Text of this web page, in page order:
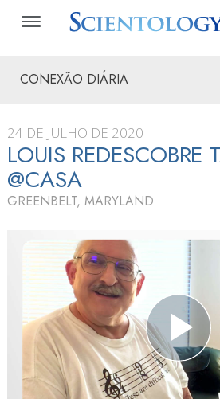
CONEXÃO DIÁRIA
24 DE JULHO DE 2020
LOUIS REDESCOBRE
@CASA
GREENBELT, MARYLAND